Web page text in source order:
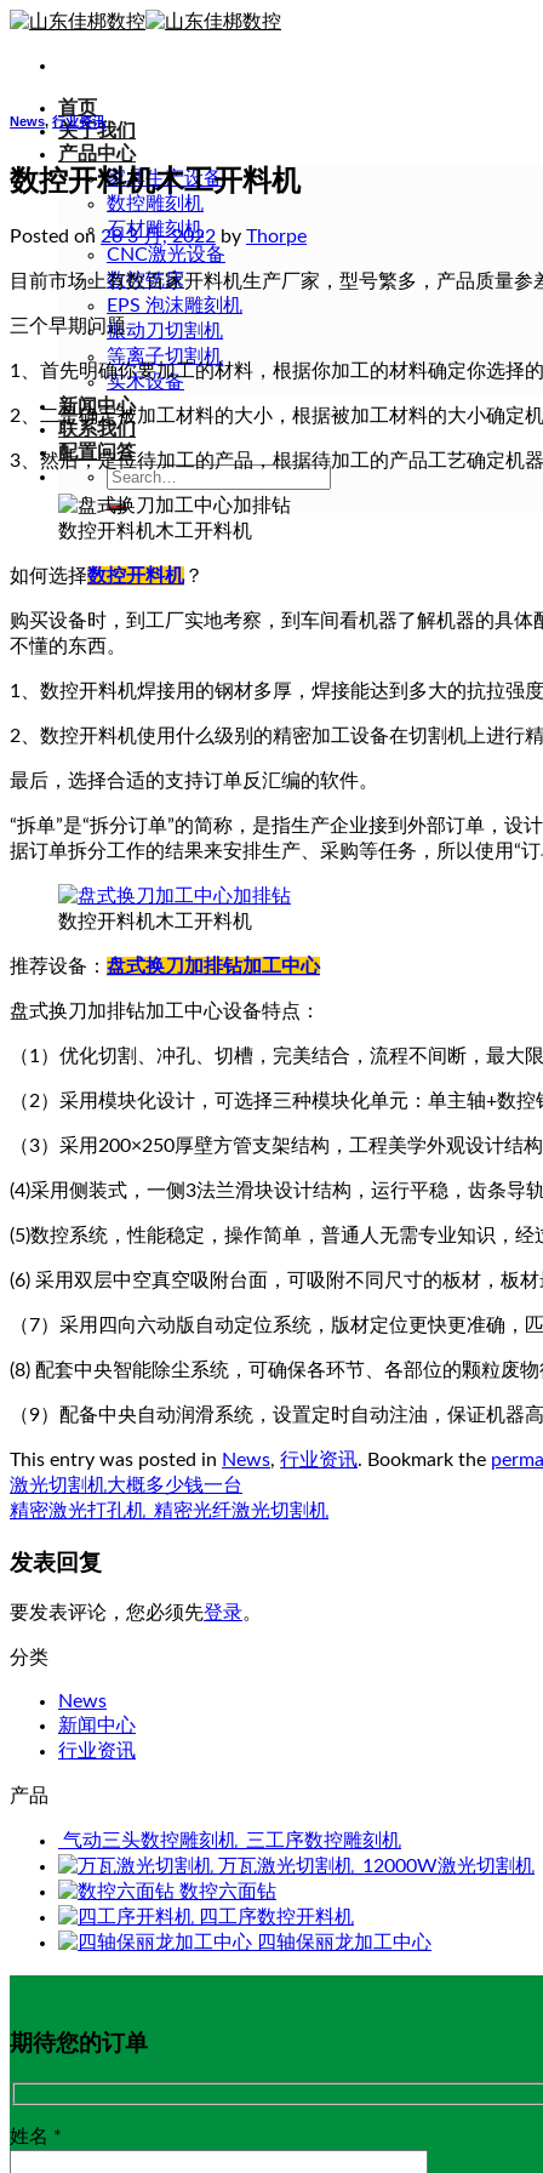
Skip
content
首页
关于我们
产品中心
家具生产设备
数控雕刻机
石材雕刻机
CNC激光设备
数控铣床
EPS 泡沫雕刻机
振动刀切割机
等离子切割机
实木设备
新闻中心
联系我们
配置问答
Search
for:
News, 行业资讯
数控开料机木工开料机
Posted on 28 3 月, 2022 by Thorpe
目前市场上有数百家开料机生产厂家，型号繁多，产品质量
三个早期问题
1、首先明确你要加工的材料，根据你加工的材料确定你选择
2、二是确定被加工材料的大小，根据被加工材料的大小确定
3、然后，定位待加工的产品，根据待加工的产品工艺确定机
数控开料机木工开料机
如何选择数控开料机？
购买设备时，到工厂实地考察，到车间看机器了解机器的具
不懂的东西。
1、数控开料机焊接用的钢材多厚，焊接能达到多大的抗拉强
2、数控开料机使用什么级别的精密加工设备在切割机上进行
最后，选择合适的支持订单反汇编的软件。
“拆单”是“拆分订单”的简称，是指生产企业接到外部订单，
据订单拆分工作的结果来安排生产、采购等任务，所以使用“
数控开料机木工开料机
推荐设备： 盘式换刀加排钻加工中心
盘式换刀加排钻加工中心设备特点：
（1）优化切割、冲孔、切槽，完美结合，流程不间断，最
（2）采用模块化设计，可选择三种模块化单元：单主轴+数
（3）采用200×250厚壁方管支架结构，工程美学外观设计
(4)采用侧装式，一侧3法兰滑块设计结构，运行平稳，齿条
(5)数控系统，性能稳定，操作简单，普通人无需专业知识，
(6) 采用双层中空真空吸附台面，可吸附不同尺寸的板材，板
（7）采用四向六动版自动定位系统，版材定位更快更准确
(8) 配套中央智能除尘系统，可确保各环节、各部位的颗粒废
（9）配备中央自动润滑系统，设置定时自动注油，保证机器
This entry was posted in News, 行业资讯. Bookmark the
激光切割机大概多少钱一台
精密激光打孔机_精密光纤激光切割机
发表回复
要发表评论，您必须先登录。
分类
News
新闻中心
行业资讯
产品
气动三头数控雕刻机_三工序数控雕刻机
万瓦激光切割机_12000W激光切割机
数控六面钻
四工序数控开料机
四轴保丽龙加工中心
期待您的订单
姓名 *